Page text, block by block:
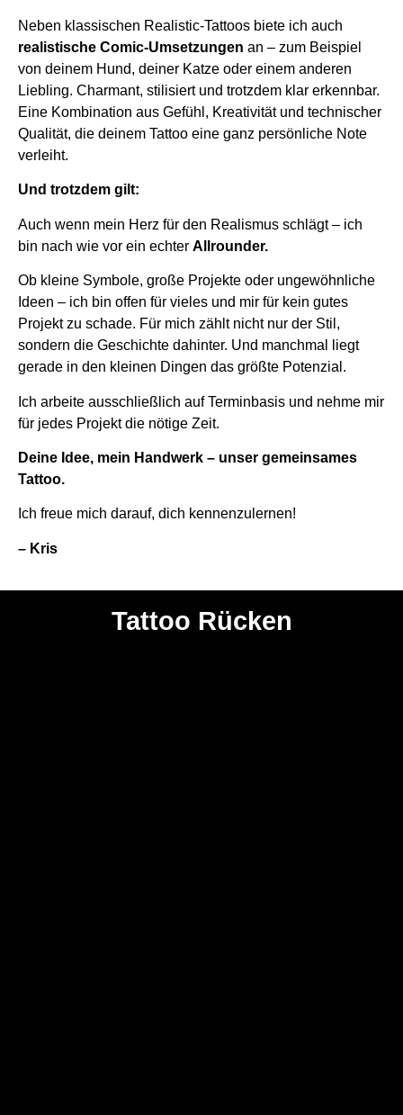
Neben klassischen Realistic-Tattoos biete ich auch
realistische Comic-Umsetzungen an – zum Beispiel
von deinem Hund, deiner Katze oder einem anderen
Liebling. Charmant, stilisiert und trotzdem klar erkennbar.
Eine Kombination aus Gefühl, Kreativität und technischer
Qualität, die deinem Tattoo eine ganz persönliche Note
verleiht.
Und trotzdem gilt:
Auch wenn mein Herz für den Realismus schlägt – ich
bin nach wie vor ein echter Allrounder.
Ob kleine Symbole, große Projekte oder ungewöhnliche
Ideen – ich bin offen für vieles und mir für kein gutes
Projekt zu schade. Für mich zählt nicht nur der Stil,
sondern die Geschichte dahinter. Und manchmal liegt
gerade in den kleinen Dingen das größte Potenzial.
Ich arbeite ausschließlich auf Terminbasis und nehme mir
für jedes Projekt die nötige Zeit.
Deine Idee, mein Handwerk – unser gemeinsames
Tattoo.
Ich freue mich darauf, dich kennenzulernen!
– Kris
Tattoo Rücken